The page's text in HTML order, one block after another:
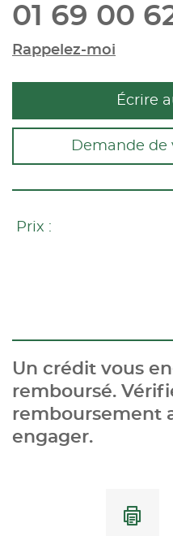
01 69 00
Rappelez-moi
Écrire
Demande
Prix :
Un crédit vous
remboursé.
remboursement
engager.